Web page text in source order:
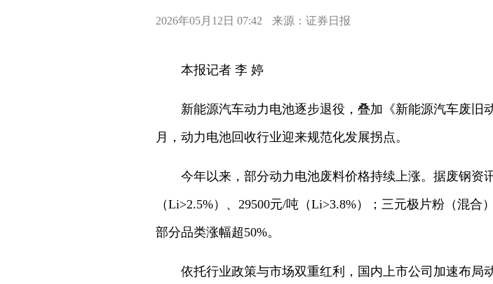
2026年05月12日 07:42 来源：证券日报
本报记者 李 婷
新能源汽车动力电池逐步退役，叠加《新能源汽车废旧
月，动力电池回收行业迎来规范化发展拐点。
今年以来，部分动力电池废料价格持续上涨。据废钢资
（Li>2.5%）、29500元/吨（Li>3.8%）；三元极片粉（混
部分品类涨幅超50%。
依托行业政策与市场双重红利，国内上市公司加速布局